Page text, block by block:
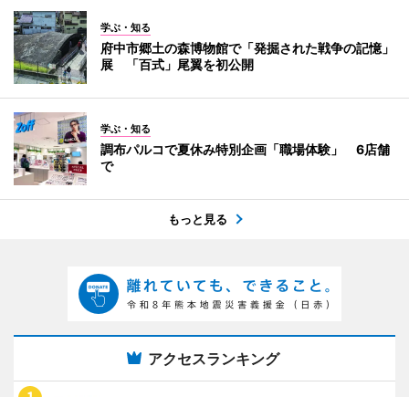
学ぶ・知る
府中市郷土の森博物館で「発掘された戦争の記憶」
展 「百式」尾翼を初公開
学ぶ・知る
調布パルコで夏休み特別企画「職場体験」 6店舗
で
もっと見る
アクセスランキング